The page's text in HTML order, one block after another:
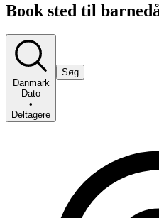
Book sted til
Danmark
Dato
•
Deltagere
Søg